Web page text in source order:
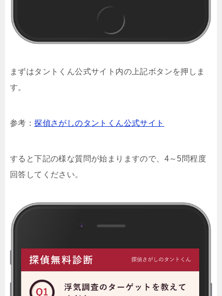
まずはタントくん公式サイト内の上記ボタンを押しま
す。
参考：探偵さがしのタントくん公式サイト
すると下記の様な質問が始まりますので、4～5問程度
回答してください。